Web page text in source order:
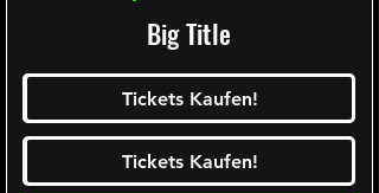
Big Title
Tickets Kaufen!
Ticketalarm abonieren!
Tickets Kaufen!
Tickets Kaufen!
Tickets Kaufen!